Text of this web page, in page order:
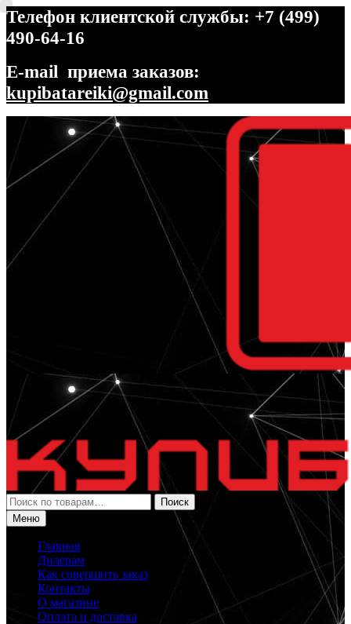
Телефон клиентской службы: +7 (499)
490-64-16
E-mail приема заказов:
kupibatareiki@gmail.com
Перейти
навигации
Перейти
содержимому
Искать:
Поиск
Меню
Главная
Дилерам
Как совершить заказ
Контакты
О магазине
Оплата и доставка